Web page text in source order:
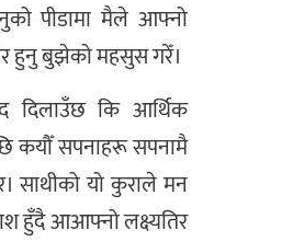
पीडामा मैले आफ्नो
हुनु बुझेको महसुस गरेँ।
दिलाउँछ कि आर्थिक
कयौँ सपनाहरू सपनामै
साथीको यो कुराले मन
हुँदै आआफ्नो लक्ष्यतिर